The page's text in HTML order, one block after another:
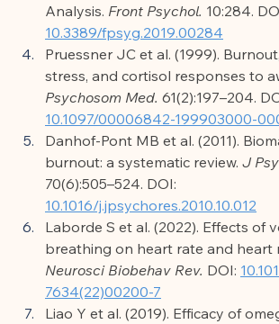
Analysis. Front Psychol. 10:284.
10.3389/fpsyg.2019.00284
Pruessner JC et al. (1999).
stress, and cortisol responses to
Psychosom Med. 61(2):197–204.
10.1097/00006842-199903000-
Danhof-Pont MB et al. (2011).
burnout: a systematic review. J
70(6):505–524. DOI:
10.1016/j.jpsychores.2010.10.012
Laborde S et al. (2022). Effects of
breathing on heart rate and heart
Neurosci Biobehav Rev. DOI:
7634(22)00200-7
Liao Y et al. (2019). Efficacy of